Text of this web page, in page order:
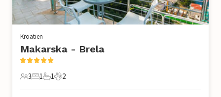
Kroatien
Makarska - Brela
3 Gäste
3
1 Schlafzimmer
1
1 Badezimmer
1
2 Haustiere
2